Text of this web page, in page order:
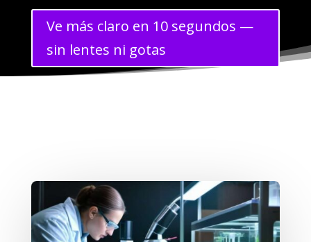
Ve más claro en 10 segundos —
sin lentes ni gotas